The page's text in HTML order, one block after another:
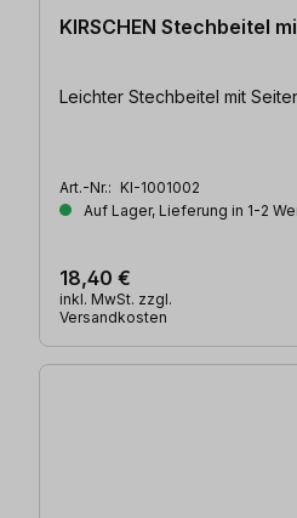
KIRSCHEN Stechbeitel
Leichter Stechbeitel mit
Art.-Nr.: KI-1001002
Auf Lager, Lieferung in 1-2
18,40 €
inkl. MwSt. zzgl.
Versandkosten